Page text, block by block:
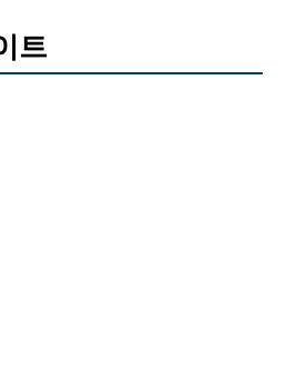
트